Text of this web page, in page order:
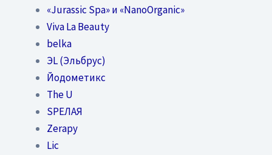
«Jurassic Spa» и «NanoOrganic»
Viva La Beauty
belka
ЭL (Эльбрус)
Йодометикс
The U
SPEЛАЯ
Zerapy
Lic